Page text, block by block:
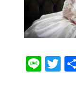
Line